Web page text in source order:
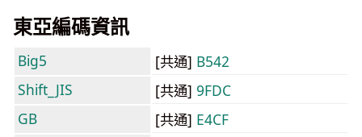
東亞編碼資訊
Big5 [共通] B542
Shift_JIS
[共通] 9FDC
GB
[共通] E4CF